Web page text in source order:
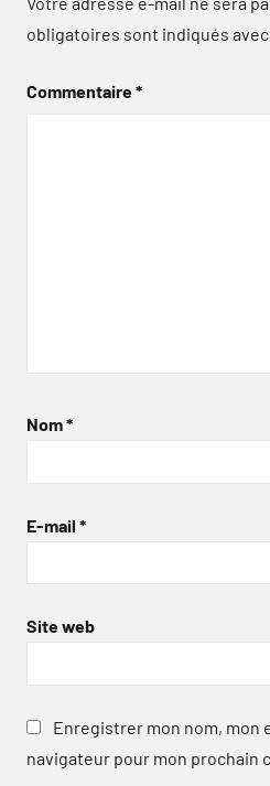
obligatoires sont indiqués avec
Commentaire*
Nom*
E-mail *
Site web
Enregistrer mon nom, mon
navigateur pour mon prochain